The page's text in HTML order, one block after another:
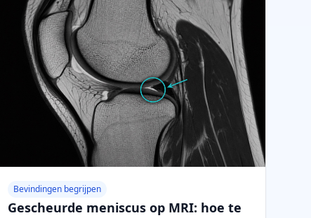
Bevindingen begrijpen
Gescheurde meniscus op MRI: hoe te